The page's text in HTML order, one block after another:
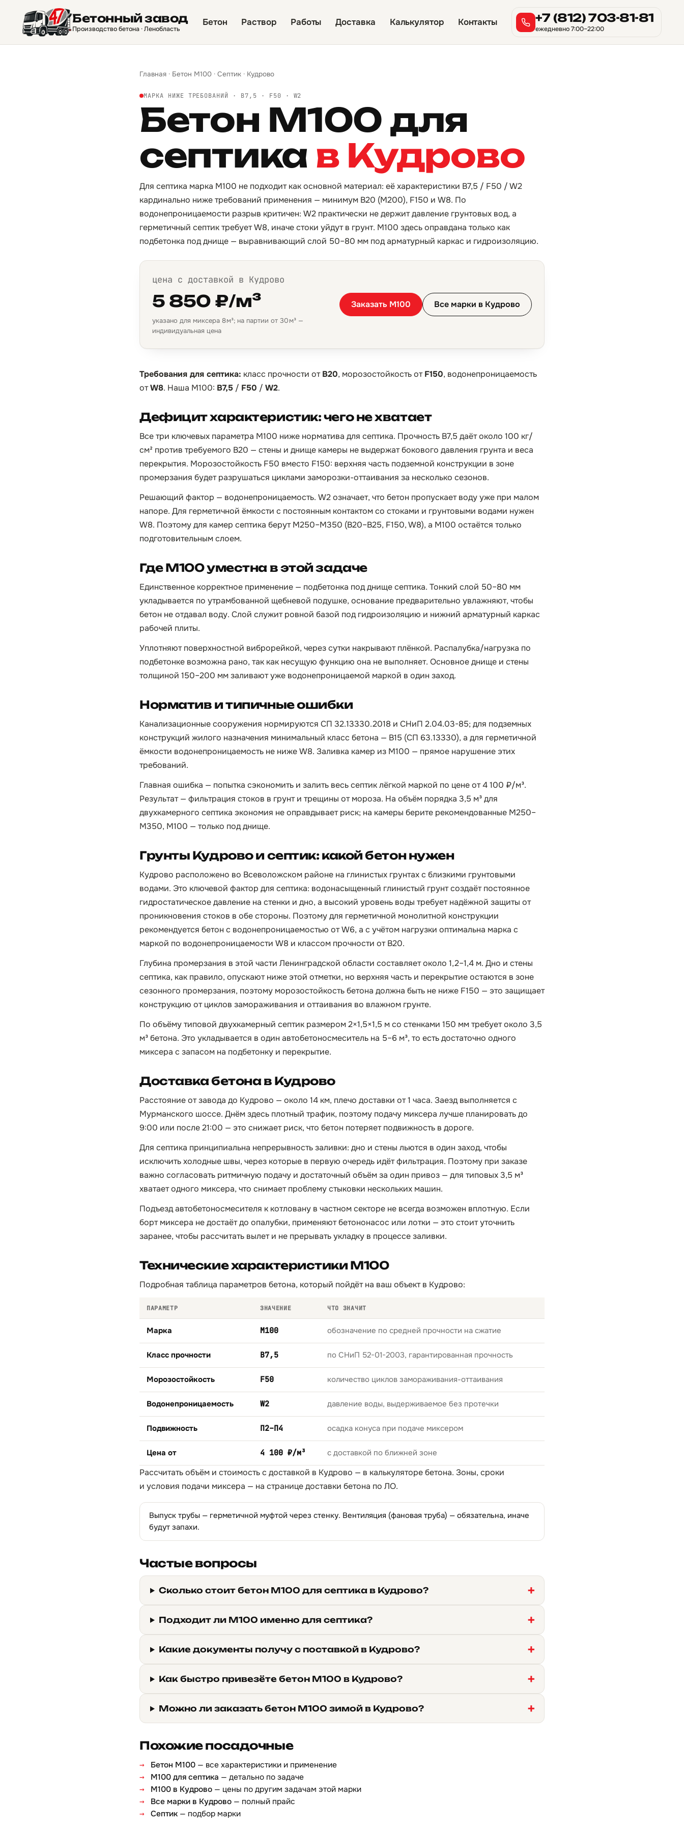
Бетонный завод
Производство бетона · Ленобласть
Бетон Раствор Работы Доставка Калькулятор Контакты +7 (812) 703-81-81
ежедневно 7:00–22:00
Главная · Бетон М100 · Септик · Кудрово
МАРКА НИЖЕ ТРЕБОВАНИЙ · B7,5 · F50 · W2
Бетон М100 для
септика в Кудрово
Для септика марка М100 не подходит как основной материал: её характеристики B7,5 / F50 / W2
кардинально ниже требований применения — минимум B20 (М200), F150 и W8. По
водонепроницаемости разрыв критичен: W2 практически не держит давление грунтовых вод, а
герметичный септик требует W8, иначе стоки уйдут в грунт. М100 здесь оправдана только как
подбетонка под днище — выравнивающий слой 50–80 мм под арматурный каркас и гидроизоляцию.
цена с доставкой в Кудрово
5 850 ₽/м³
указано для миксера 8 м³; на партии от 30 м³ —
индивидуальная цена
Заказать М100 Все марки в Кудрово
Требования для септика: класс прочности отB20, морозостойкость отF150, водонепроницаемость
отW8. Наша М100: B7,5 / F50 / W2.
Дефицит характеристик: чего не хватает
Все три ключевых параметра М100 ниже норматива для септика. Прочность B7,5 даёт около 100 кг/
см² против требуемого B20 — стены и днище камеры не выдержат бокового давления грунта и веса
перекрытия. Морозостойкость F50 вместо F150: верхняя часть подземной конструкции в зоне
промерзания будет разрушаться циклами заморозки-оттаивания за несколько сезонов.
Решающий фактор — водонепроницаемость. W2 означает, что бетон пропускает воду уже при малом
напоре. Для герметичной ёмкости с постоянным контактом со стоками и грунтовыми водами нужен
W8. Поэтому для камер септика берут М250–М350 (B20–B25, F150, W8), а М100 остаётся только
подготовительным слоем.
Где М100 уместна в этой задаче
Единственное корректное применение — подбетонка под днище септика. Тонкий слой 50–80 мм
укладывается по утрамбованной щебневой подушке, основание предварительно увлажняют, чтобы
бетон не отдавал воду. Слой служит ровной базой под гидроизоляцию и нижний арматурный каркас
рабочей плиты.
Уплотняют поверхностной виброрейкой, через сутки накрывают плёнкой. Распалубка/нагрузка по
подбетонке возможна рано, так как несущую функцию она не выполняет. Основное днище и стены
толщиной 150–200 мм заливают уже водонепроницаемой маркой в один заход.
Норматив и типичные ошибки
Канализационные сооружения нормируются СП 32.13330.2018 и СНиП 2.04.03-85; для подземных
конструкций жилого назначения минимальный класс бетона — B15 (СП 63.13330), а для герметичной
ёмкости водонепроницаемость не ниже W8. Заливка камер из М100 — прямое нарушение этих
требований.
Главная ошибка — попытка сэкономить и залить весь септик лёгкой маркой по цене от 4 100 ₽/м³.
Результат — фильтрация стоков в грунт и трещины от мороза. На объём порядка 3,5 м³ для
двухкамерного септика экономия не оправдывает риск; на камеры берите рекомендованные М250–
М350, М100 — только под днище.
Грунты Кудрово и септик: какой бетон нужен
Кудрово расположено во Всеволожском районе на глинистых грунтах с близкими грунтовыми
водами. Это ключевой фактор для септика: водонасыщенный глинистый грунт создаёт постоянное
гидростатическое давление на стенки и дно, а высокий уровень воды требует надёжной защиты от
проникновения стоков в обе стороны. Поэтому для герметичной монолитной конструкции
рекомендуется бетон с водонепроницаемостью от W6, а с учётом нагрузки оптимальна марка с
маркой по водонепроницаемости W8 и классом прочности от B20.
Глубина промерзания в этой части Ленинградской области составляет около 1,2–1,4 м. Дно и стены
септика, как правило, опускают ниже этой отметки, но верхняя часть и перекрытие остаются в зоне
сезонного промерзания, поэтому морозостойкость бетона должна быть не ниже F150 — это защищает
конструкцию от циклов замораживания и оттаивания во влажном грунте.
По объёму типовой двухкамерный септик размером 2×1,5×1,5 м со стенками 150 мм требует около 3,5
м³ бетона. Это укладывается в один автобетоносмеситель на 5–6 м³, то есть достаточно одного
миксера с запасом на подбетонку и перекрытие.
Доставка бетона в Кудрово
Расстояние от завода до Кудрово — около 14 км, плечо доставки от 1 часа. Заезд выполняется с
Мурманского шоссе. Днём здесь плотный трафик, поэтому подачу миксера лучше планировать до
9:00 или после 21:00 — это снижает риск, что бетон потеряет подвижность в дороге.
Для септика принципиальна непрерывность заливки: дно и стены льются в один заход, чтобы
исключить холодные швы, через которые в первую очередь идёт фильтрация. Поэтому при заказе
важно согласовать ритмичную подачу и достаточный объём за один привоз — для типовых 3,5 м³
хватает одного миксера, что снимает проблему стыковки нескольких машин.
Подъезд автобетоносмесителя к котловану в частном секторе не всегда возможен вплотную. Если
борт миксера не достаёт до опалубки, применяют бетононасос или лотки — это стоит уточнить
заранее, чтобы рассчитать вылет и не прерывать укладку в процессе заливки.
Технические характеристики М100
Подробная таблица параметров бетона, который пойдёт на ваш объект в Кудрово:
ПАРАМЕТР ЗНАЧЕНИЕ ЧТО ЗНАЧИТ
Марка М100 обозначение по средней прочности на сжатие
Класс прочности B7,5 по СНиП 52-01-2003, гарантированная прочность
Морозостойкость F50 количество циклов замораживания-оттаивания
Водонепроницаемость W2 давление воды, выдерживаемое без протечки
Подвижность П2–П4 осадка конуса при подаче миксером
Цена от 4 100 ₽/м³ с доставкой по ближней зоне
Рассчитать объём и стоимость с доставкой в Кудрово — в калькуляторе бетона. Зоны, сроки
и условия подачи миксера — на страницедоставки бетона по ЛО.
Выпуск трубы — герметичной муфтой через стенку. Вентиляция (фановая труба) — обязательна, иначе
будут запахи.
Частые вопросы
Сколько стоит бетон М100 для септика в Кудрово?
Подходит ли М100 именно для септика?
Какие документы получу с поставкой в Кудрово?
Как быстро привезёте бетон М100 в Кудрово?
Можно ли заказать бетон М100 зимой в Кудрово?
Похожие посадочные
Бетон М100 — все характеристики и применение
М100 для септика — детально по задаче
М100 в Кудрово — цены по другим задачам этой марки
Все марки в Кудрово — полный прайс
Септик — подбор марки